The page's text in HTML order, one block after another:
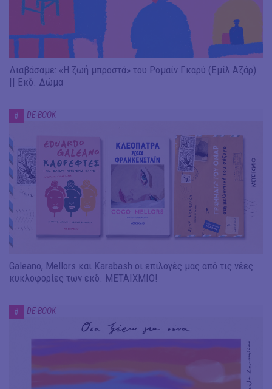
Διαβάσαμε: «Η ζωή μπροστά» του Ρομαίν Γκαρύ (Εμίλ Αζάρ)
|| Εκδ. Δώμα
# DE-BOOK
Galeano, Mellors και Karabash οι επιλογές μας από τις νέες
κυκλοφορίες των εκδ. ΜΕΤΑΙΧΜΙΟ!
# DE-BOOK